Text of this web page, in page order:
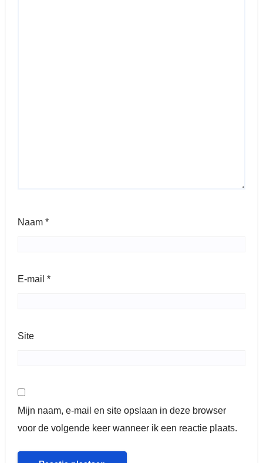
Naam *
E-mail *
Site
Mijn naam, e-mail en site opslaan in deze browser
voor de volgende keer wanneer ik een reactie plaats.